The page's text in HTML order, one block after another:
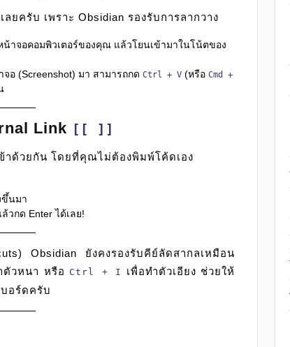
ยครับ เพราะ Obsidian รองรับการลากวาง
น้าจอคอมพิวเตอร์ของคุณ แล้วโยนเข้ามาในโน้ตของ
อ (Screenshot) มา สามารถกด Ctrl + V (หรือ Cmd +
Link [[ ]]
าด้วยกัน โดยที่คุณไม่ต้องพิมพ์โค้ดเอง
ขึ้นมา
วกด Enter ได้เลย!
Obsidian ยังคงรองรับคีย์ลัดสากลเหมือน
ตัวหนา หรือ Ctrl + I
เพื่อทำตัวเอียง ช่วยให้
อร์ดครับ